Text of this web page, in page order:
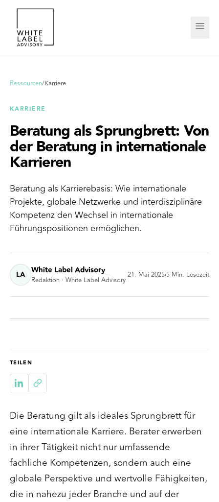
Ressourcen/Karriere
KARRIERE
Beratung als Sprungbrett: Von
der Beratung in internationale
Karrieren
Beratung als Karrierebasis: Wie internationale
Projekte, globale Netzwerke und interdisziplinäre
Kompetenz den Wechsel in internationale
Führungspositionen ermöglichen.
LA White Label Advisory
Redaktion · White Label Advisory
21. Mai 2025 5 Min. Lesezeit
TEILEN
Die Beratung gilt als ideales Sprungbrett für
eine internationale Karriere. Berater erwerben
in ihrer Tätigkeit nicht nur umfassende
fachliche Kompetenzen, sondern auch eine
globale Perspektive und wertvolle Fähigkeiten,
die in nahezu jeder Branche und auf der